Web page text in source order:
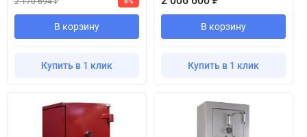
₽
В корзину
Купить в 1 клик
В корзину
Купить в 1 клик